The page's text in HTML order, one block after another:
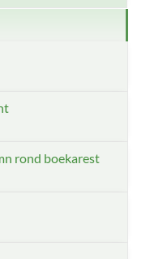
rond boekarest